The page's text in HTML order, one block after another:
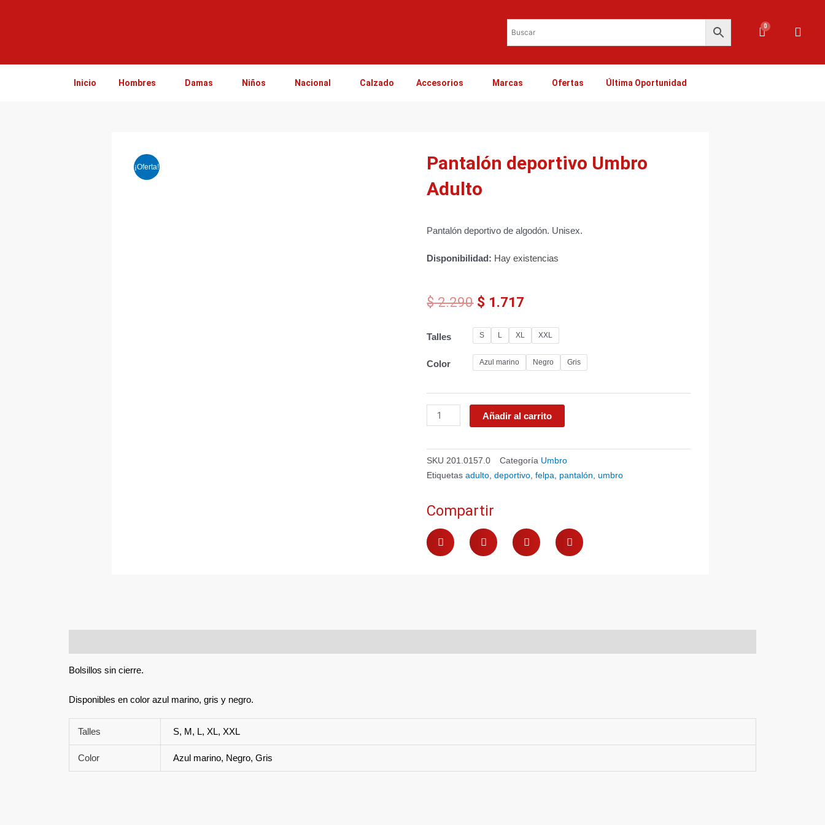
0Carrito
Inicio Hombres Damas Niños Nacional Calzado Accesorios Marcas Ofertas Última Oportunidad
¡Oferta!
Pantalón deportivo Umbro
Adulto
Pantalón deportivo de algodón. Unisex.
Disponibilidad: Hay existencias
$2.290 El
original
era:
$ 2.290.
$ 1.717
actual
es:
$ 1.717.
Talles S L XL XXL
Color Azul marino Negro Gris
Umbro
Añadir al carrito
SKU 201.0157.0 Categoría Umbro
Etiquetas adulto ,deportivo ,felpa pantalón ,umbro
Compartir
Bolsillos sin cierre.
Disponibles en color azul marino, gris y negro.
Talles S, M, L, XL, XXL
Color Azul marino, Negro, Gris